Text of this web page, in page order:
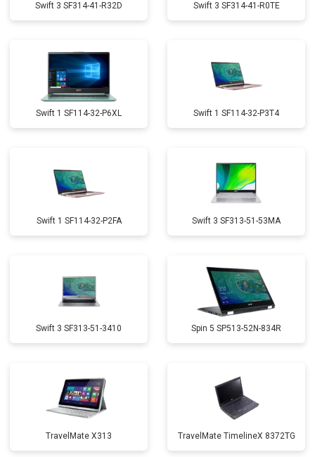
Swift 3 SF314-41-R32D Swift 3 SF314-41-R0TE
Swift 1 SF114-32-P6XL Swift 1 SF114-32-P3T4
Swift 1 SF114-32-P2FA Swift 3 SF313-51-53MA
Swift 3 SF313-51-3410 Spin 5 SP513-52N-834R
TravelMate X313 TravelMate TimelineX 8372TG